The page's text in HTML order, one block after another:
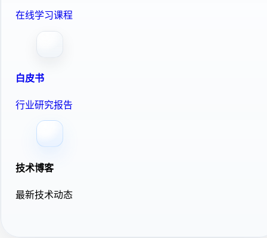
在线学习课程
白皮书
行业研究报告
技术博客
最新技术动态